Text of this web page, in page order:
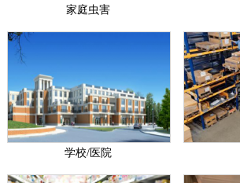
家庭虫害
学校/医院